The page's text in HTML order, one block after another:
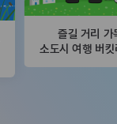
즐길 거리 가
소도시 여행 버킷